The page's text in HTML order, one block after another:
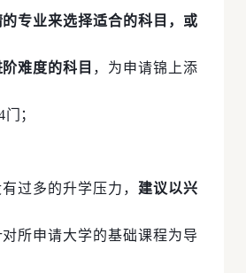
专业来选择适合的科目，或
难度的科目 ，为申请锦上添
；
过多的升学压力， 建议以兴
对所申请大学的基础课程为导